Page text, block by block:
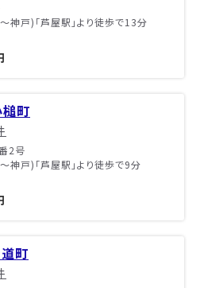
戸)「芦屋駅」より徒歩で13分
町
2号
戸)「芦屋駅」より徒歩で9分
町